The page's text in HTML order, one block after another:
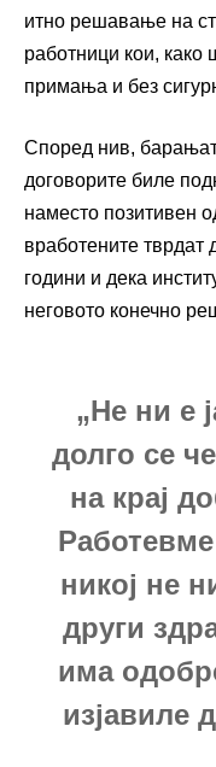
итно решавање на
работници кои, како
примања и без
Според нив,
договорите биле
наместо позитивен
вработените тврдат
години и дека
неговото конечно
„Не ни е
долго се
на крај
Работевме
никој не
други
има
изјавиле